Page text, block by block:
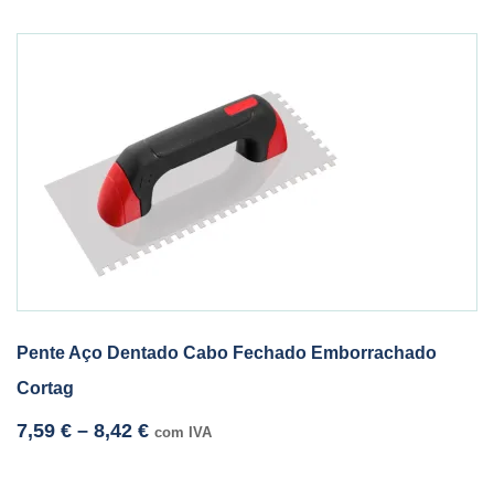
Pente Aço Dentado Cabo Fechado Emborrachado
Cortag
7,59 € – 8,42 € com IVA